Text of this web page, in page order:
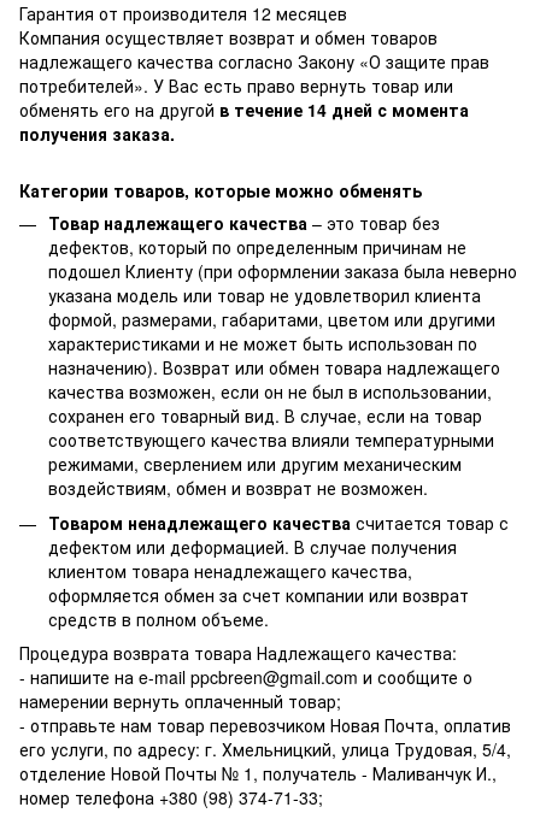
Гарантия от производителя 12 месяцев
Компания осуществляет возврат и обмен товаров
надлежащего качества согласно Закону «О защите прав
потребителей». У Вас есть право вернуть товар или
обменять его на другой в течение 14 дней с момента
получения заказа.
Категории товаров, которые можно обменять
Товар надлежащего качества – это товар без
дефектов, который по определенным причинам не
подошел Клиенту (при оформлении заказа была неверно
указана модель или товар не удовлетворил клиента
формой, размерами, габаритами, цветом или другими
характеристиками и не может быть использован по
назначению). Возврат или обмен товара надлежащего
качества возможен, если он не был в использовании,
сохранен его товарный вид. В случае, если на товар
соответствующего качества влияли температурными
режимами, сверлением или другим механическим
воздействиям, обмен и возврат не возможен.
Товаром ненадлежащего качества считается товар с
дефектом или деформацией. В случае получения
клиентом товара ненадлежащего качества,
оформляется обмен за счет компании или возврат
средств в полном объеме.
Процедура возврата товара Надлежащего качества:
- напишите на e-mail ppcbreen@gmail.com и сообщите о
намерении вернуть оплаченный товар;
- отправьте нам товар перевозчиком Новая Почта, оплатив
его услуги, по адресу: г. Хмельницкий, улица Трудовая, 5/4,
отделение Новой Почты № 1, получатель - Маливанчук И.,
номер телефона +380 (98) 374-71-33;